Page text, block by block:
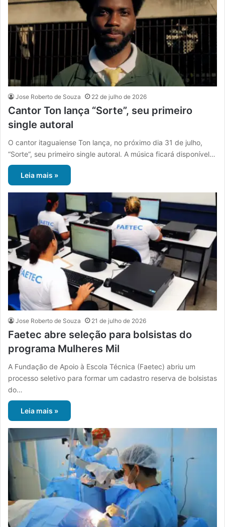
Jose Roberto de Souza 22 de julho de 2026
Cantor Ton lança “Sorte”, seu primeiro
single autoral
O cantor itaguaiense Ton lança, no próximo dia 31 de julho,
“Sorte“, seu primeiro single autoral. A música ficará disponível…
Leia mais »
Jose Roberto de Souza 21 de julho de 2026
Faetec abre seleção para bolsistas do
programa Mulheres Mil
A Fundação de Apoio à Escola Técnica (Faetec) abriu um
processo seletivo para formar um cadastro reserva de bolsistas
do…
Leia mais »